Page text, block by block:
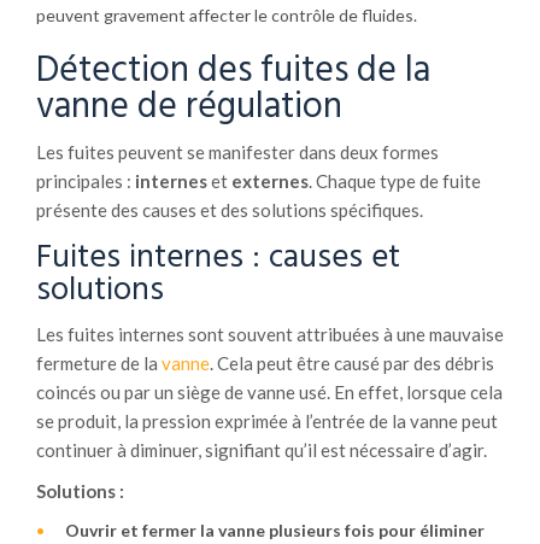
peuvent gravement affecter le contrôle de fluides.
Détection des fuites de la
vanne de régulation
Les fuites peuvent se manifester dans deux formes
principales : interneset externes. Chaque type de fuite
présente des causes et des solutions spécifiques.
Fuites internes : causes et
solutions
Les fuites internes sont souvent attribuées à une mauvaise
fermeture de la vanne. Cela peut être causé par des débris
coincés ou par un siège de vanne usé. En effet, lorsque cela
se produit, la pression exprimée à l’entrée de la vanne peut
continuer à diminuer, signifiant qu’il est nécessaire d’agir.
Solutions :
Ouvrir et fermer la vanne plusieurs fois pour éliminer